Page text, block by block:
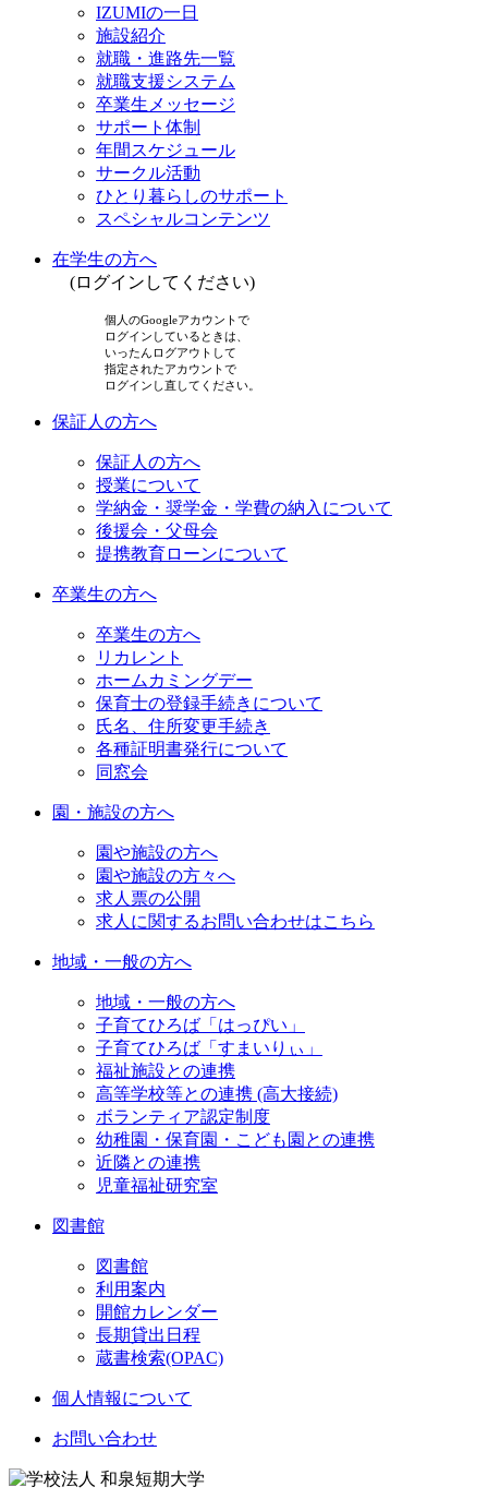
IZUMIの一日
施設紹介
就職・進路先一覧
就職支援システム
卒業生メッセージ
サポート体制
年間スケジュール
サークル活動
ひとり暮らしのサポート
スペシャルコンテンツ
在学生の方へ
(ログインしてください)
個人のGoogleアカウントで
ログインしているときは、
いったんログアウトして
指定されたアカウントで
ログインし直してください。
保証人の方へ
保証人の方へ
授業について
学納金・奨学金・学費の納入について
後援会・父母会
提携教育ローンについて
卒業生の方へ
卒業生の方へ
リカレント
ホームカミングデー
保育士の登録手続きについて
氏名、住所変更手続き
各種証明書発行について
同窓会
園・施設の方へ
園や施設の方へ
園や施設の方々へ
求人票の公開
求人に関するお問い合わせはこちら
地域・一般の方へ
地域・一般の方へ
子育てひろば「はっぴい」
子育てひろば「すまいりぃ」
福祉施設との連携
高等学校等との連携 (高大接続)
ボランティア認定制度
幼稚園・保育園・こども園との連携
近隣との連携
児童福祉研究室
図書館
図書館
利用案内
開館カレンダー
長期貸出日程
蔵書検索(OPAC)
個人情報について
お問い合わせ